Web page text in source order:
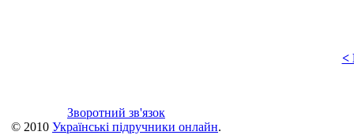
<
Зворотний зв'язок
© 2010 Українські підручники онлайн.